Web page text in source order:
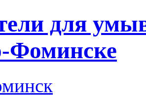
для
Фоминске